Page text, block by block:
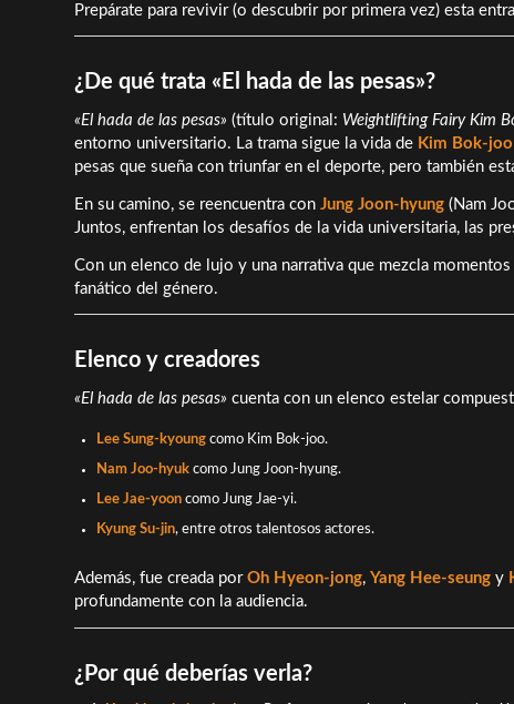
Prepárate para revivir (o descubrir por primera vez) esta
¿De qué trata «El hada de las pesas»?
«El hada de las pesas» (título original: Weightlifting Fairy Kim
entorno universitario. La trama sigue la vida de Kim Bok-joo
pesas que sueña con triunfar en el deporte, pero también
En su camino, se reencuentra con Jung Joon-hyung (Nam
Juntos, enfrentan los desafíos de la vida universitaria, las
Con un elenco de lujo y una narrativa que mezcla
fanático del género.
Elenco y creadores
«El hada de las pesas» cuenta con un elenco estelar
Lee Sung-kyoung como Kim Bok-joo.
Nam Joo-hyuk como Jung Joon-hyung.
Lee Jae-yoon como Jung Jae-yi.
Kyung Su-jin, entre otros talentosos actores.
Además, fue creada por Oh Hyeon-jong, Yang Hee-seung y
profundamente con la audiencia.
¿Por qué deberías verla?